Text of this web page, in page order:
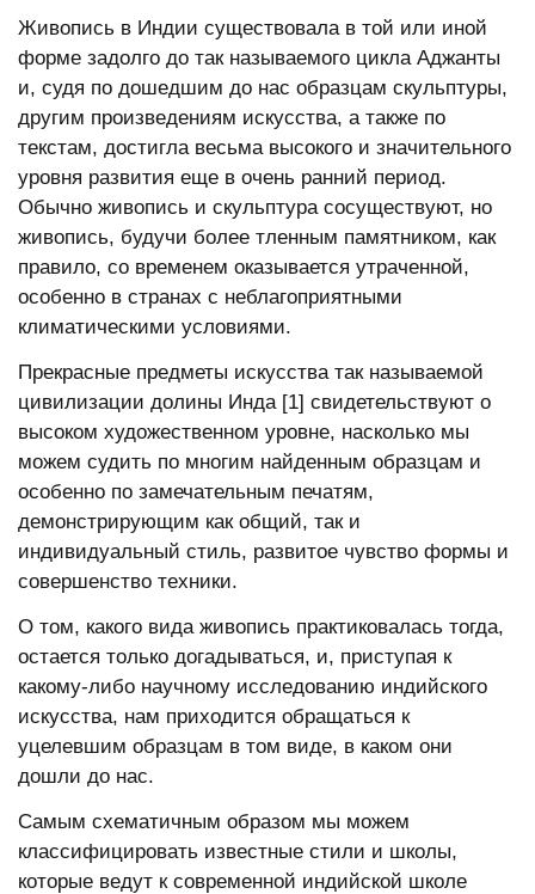
Живопись в Индии существовала в той или иной
форме задолго до так называемого цикла Аджанты
и, судя по дошедшим до нас образцам скульптуры,
другим произведениям искусства, а также по
текстам, достигла весьма высокого и значительного
уровня развития еще в очень ранний период.
Обычно живопись и скульптура сосуществуют, но
живопись, будучи более тленным памятником, как
правило, со временем оказывается утраченной,
особенно в странах с неблагоприятными
климатическими условиями.
Прекрасные предметы искусства так называемой
цивилизации долины Инда [1] свидетельствуют о
высоком художественном уровне, насколько мы
можем судить по многим найденным образцам и
особенно по замечательным печатям,
демонстрирующим как общий, так и
индивидуальный стиль, развитое чувство формы и
совершенство техники.
О том, какого вида живопись практиковалась тогда,
остается только догадываться, и, приступая к
какому-либо научному исследованию индийского
искусства, нам приходится обращаться к
уцелевшим образцам в том виде, в каком они
дошли до нас.
Самым схематичным образом мы можем
классифицировать известные стили и школы,
которые ведут к современной индийской школе